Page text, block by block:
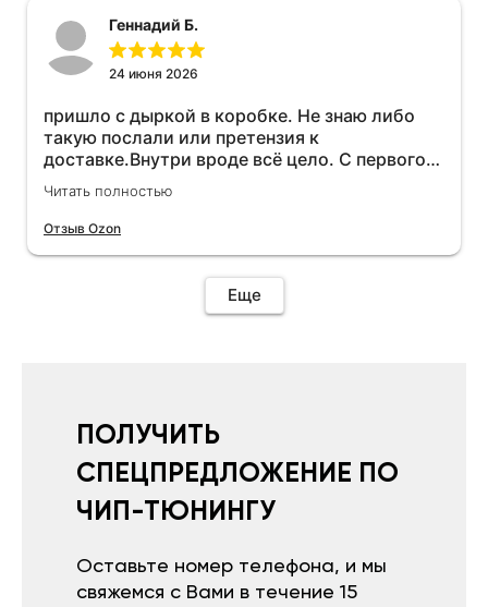
Геннадий Б.
24 июня 2026
пришло с дыркой в коробке. Не знаю либо
такую послали или претензия к
доставке.Внутри вроде всё цело. С первого
раза установить не получается не знаю
может интернет дурит. Четыре звёзды за
упаковку с дыркой.Как опробую дополню
иначе не качает без него. Как поставил сразу
всё установилось по работе устройства
увеличился.Всем рекомендую к покупке.
Читать полностью
Отзыв Ozon
Еще
ПОЛУЧИТЬ
СПЕЦПРЕДЛОЖЕНИЕ ПО
ЧИП-ТЮНИНГУ
Оставьте номер телефона, и мы
свяжемся с Вами в течение 15